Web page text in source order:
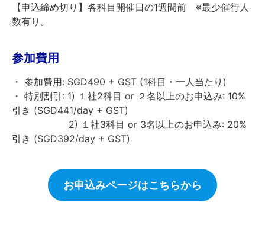
【申込締め切り】各科目開催日の1週間前 ※最少催行人
数有り。
参加費用
・ 参加費用: SGD490 + GST (1科目・一人当たり)
・ 特別割引: 1) １社2科目 or ２名以上のお申込み: 10%
引き (SGD441/day + GST)
2) １社3科目 or 3名以上のお申込み: 20%
引き (SGD392/day + GST)
お申込みページはこちらから